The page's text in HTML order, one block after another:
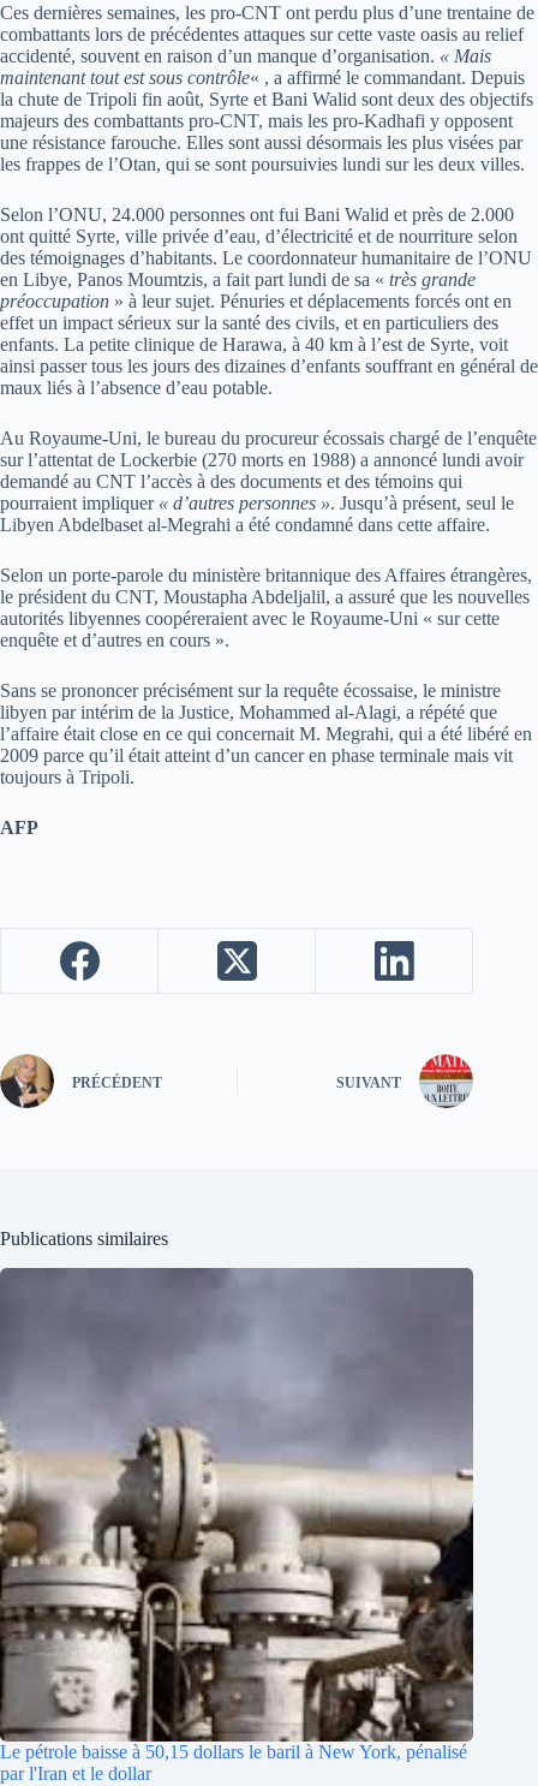
Ces dernières semaines, les pro-CNT ont perdu plus d’une trentaine de
combattants lors de précédentes attaques sur cette vaste oasis au relief
accidenté, souvent en raison d’un manque d’organisation. « Mais
maintenant tout est sous contrôle« , a affirmé le commandant. Depuis
la chute de Tripoli fin août, Syrte et Bani Walid sont deux des objectifs
majeurs des combattants pro-CNT, mais les pro-Kadhafi y opposent
une résistance farouche. Elles sont aussi désormais les plus visées par
les frappes de l’Otan, qui se sont poursuivies lundi sur les deux villes.
Selon l’ONU, 24.000 personnes ont fui Bani Walid et près de 2.000
ont quitté Syrte, ville privée d’eau, d’électricité et de nourriture selon
des témoignages d’habitants. Le coordonnateur humanitaire de l’ONU
en Libye, Panos Moumtzis, a fait part lundi de sa « très grande
préoccupation » à leur sujet. Pénuries et déplacements forcés ont en
effet un impact sérieux sur la santé des civils, et en particuliers des
enfants. La petite clinique de Harawa, à 40 km à l’est de Syrte, voit
ainsi passer tous les jours des dizaines d’enfants souffrant en général de
maux liés à l’absence d’eau potable.
Au Royaume-Uni, le bureau du procureur écossais chargé de l’enquête
sur l’attentat de Lockerbie (270 morts en 1988) a annoncé lundi avoir
demandé au CNT l’accès à des documents et des témoins qui
pourraient impliquer « d’autres personnes ». Jusqu’à présent, seul le
Libyen Abdelbaset al-Megrahi a été condamné dans cette affaire.
Selon un porte-parole du ministère britannique des Affaires étrangères,
le président du CNT, Moustapha Abdeljalil, a assuré que les nouvelles
autorités libyennes coopéreraient avec le Royaume-Uni « sur cette
enquête et d’autres en cours ».
Sans se prononcer précisément sur la requête écossaise, le ministre
libyen par intérim de la Justice, Mohammed al-Alagi, a répété que
l’affaire était close en ce qui concernait M. Megrahi, qui a été libéré en
2009 parce qu’il était atteint d’un cancer en phase terminale mais vit
toujours à Tripoli.
AFP
PRÉCÉDENT SUIVANT
Publications similaires
Le pétrole baisse à 50,15 dollars le baril à New York, pénalisé
par l'Iran et le dollar